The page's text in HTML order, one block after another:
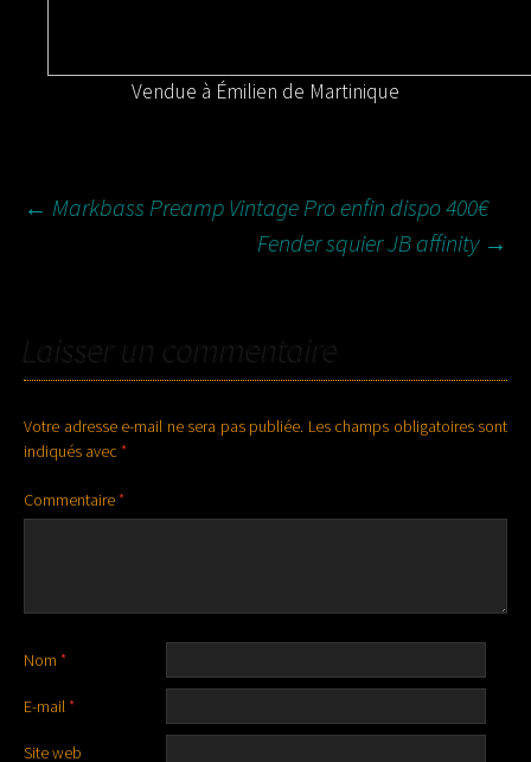
Vendue à Émilien de Martinique
NAVIGATION
ARTICLES
← Markbass Preamp Vintage Pro enfin dispo 400€
Fender squier JB affinity →
Laisser un commentaire
Votre adresse e-mail ne sera pas publiée. Les champs obligatoires sont
indiqués avec*
Commentaire*
Nom *
E-mail*
Site web